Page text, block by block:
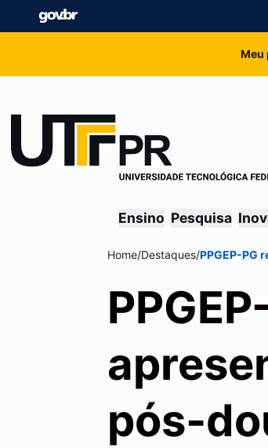
Meu
Ensino Pesquisa
Home/Destaques/PPGEP-PG
pós-